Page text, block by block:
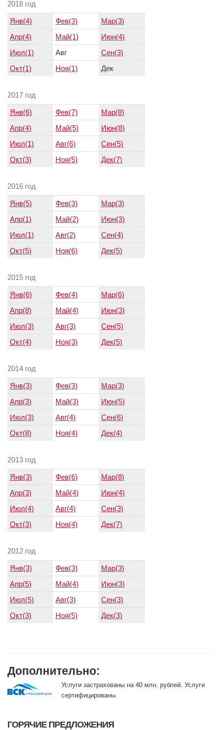
2018 год
Янв(4) Фев(3)
Мар(3)
Апр(4)
Май(1)
Июн(4)
Июл(1)
Авг
Сен(3)
Окт(1)
Ноя(1) Дек
2017 год
Янв(6) Фев(7)
Мар(8)
Апр(4)
Май(5)
Июн(8)
Июл(1)
Авг(6)
Сен(5)
Окт(3)
Ноя(5) Дек(7)
2016 год
Янв(5) Фев(3)
Мар(3)
Апр(1)
Май(2)
Июн(3)
Июл(1)
Авг(2)
Сен(4)
Окт(5)
Ноя(6) Дек(5)
2015 год
Янв(6) Фев(4)
Мар(6)
Апр(8)
Май(4)
Июн(3)
Июл(3)
Авг(3)
Сен(5)
Окт(4)
Ноя(3) Дек(5)
2014 год
Янв(3) Фев(3)
Мар(3)
Апр(3)
Май(3)
Июн(5)
Июл(3)
Авг(4)
Сен(6)
Окт(8)
Ноя(4) Дек(4)
2013 год
Янв(3) Фев(6)
Мар(8)
Апр(3)
Май(4)
Июн(4)
Июл(4)
Авг(4)
Сен(3)
Окт(3)
Ноя(4) Дек(7)
2012 год
Янв(3) Фев(3)
Мар(3)
Апр(5)
Май(4)
Июн(3)
Июл(5)
Авг(3)
Сен(3)
Окт(3)
Ноя(5) Дек(3)
Дополнительно:
Услуги застрахованы на 40 млн. рублей. Услуги
сертифицированы.
ГОРЯЧИЕ ПРЕДЛОЖЕНИЯ